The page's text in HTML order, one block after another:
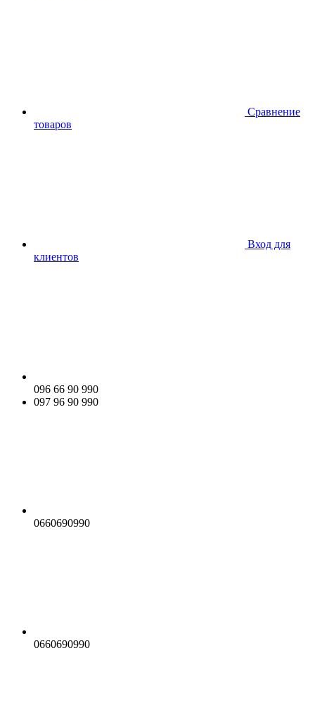
Сравнение
товаров
Вход для
клиентов
096 66 90 990
097 96 90 990
0660690990
0660690990